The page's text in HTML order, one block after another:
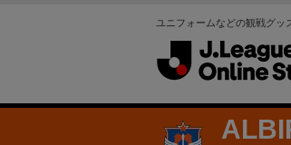
ユニフォームなどの観戦グッ